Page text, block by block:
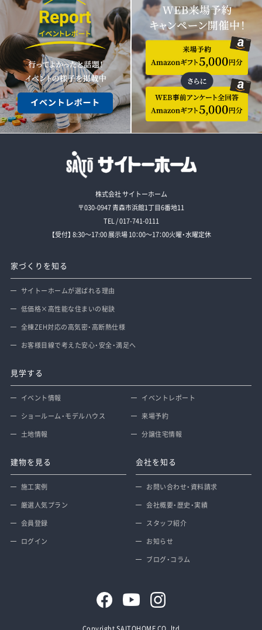
株式会社 サイトーホーム
〒030-0947 青森市浜館1丁目6番地11
TEL / 017-741-0111
【受付】 8:30～17:00 展示場 10：00～17：00火曜・水曜定休
家づくりを知る
サイトーホームが選ばれる理由
低価格×高性能な住まいの秘訣
全棟ZEH対応の高気密・高断熱仕様
お客様目線で考えた安心・安全・満足へ
見学する
イベント情報
イベントレポート
ショールーム・モデルハウス
来場予約
土地情報
分譲住宅情報
建物を見る
施工実例
厳選人気プラン
会員登録
ログイン
会社を知る
お問い合わせ・資料請求
会社概要・歴史・実績
スタッフ紹介
お知らせ
ブログ・コラム